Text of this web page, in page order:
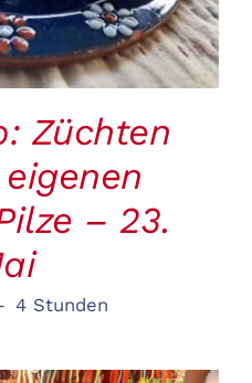
Züchten
– 23.
4 Stunden